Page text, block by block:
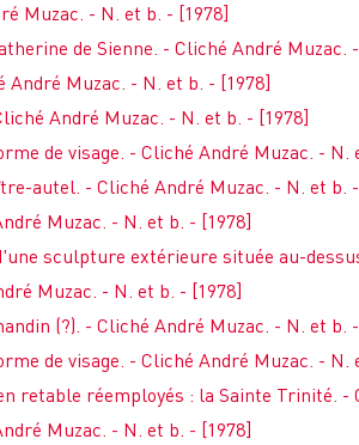
Muzac. - N. et b. - [1978]
de Sienne. - Cliché André Muzac.
André Muzac. - N. et b. - [1978]
André Muzac. - N. et b. - [1978]
de visage. - Cliché André Muzac. - N.
autel. - Cliché André Muzac. - N. et b.
Muzac. - N. et b. - [1978]
sculpture extérieure située au-
Muzac. - N. et b. - [1978]
(?). - Cliché André Muzac. - N. et b.
de visage. - Cliché André Muzac. - N.
retable réemployés : la Sainte Trinité.
Muzac. - N. et b. - [1978]